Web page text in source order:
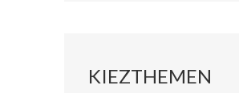
KIEZTHEMEN